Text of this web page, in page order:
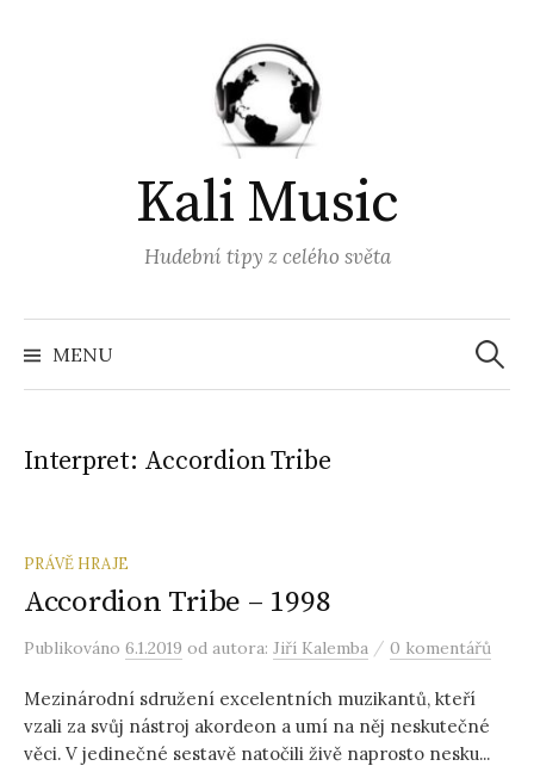
Kali Music
Hudební tipy z celého světa
MENU
Interpret: Accordion Tribe
PRÁVĚ HRAJE
Accordion Tribe – 1998
Publikováno 6.1.2019 od autora: Jiří Kalemba / 0 komentářů
Mezinárodní sdružení excelentních muzikantů, kteří
vzali za svůj nástroj akordeon a umí na něj neskutečné
věci. V jedinečné sestavě natočili živě naprosto nesku...